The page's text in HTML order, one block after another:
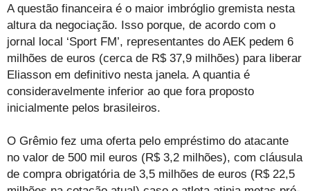
A questão financeira é o maior imbróglio gremista nesta
altura da negociação. Isso porque, de acordo com o
jornal local ‘Sport FM’, representantes do AEK pedem 6
milhões de euros (cerca de R$ 37,9 milhões) para liberar
Eliasson em definitivo nesta janela. A quantia é
consideravelmente inferior ao que fora proposto
inicialmente pelos brasileiros.
O Grêmio fez uma oferta pelo empréstimo do atacante
no valor de 500 mil euros (R$ 3,2 milhões), com cláusula
de compra obrigatória de 3,5 milhões de euros (R$ 22,5